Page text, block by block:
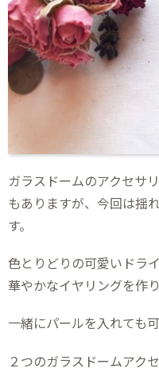
ガラスドームのアクセサ
もありますが、今回は揺
す。
色とりどりの可愛いドラ
華やかなイヤリングを作
一緒にパールを入れても
２つのガラスドームアク